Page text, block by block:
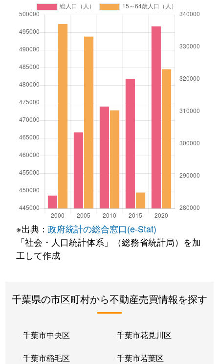
※出典： 政府統計の総合窓口(e-Stat)
「社会・人口統計体系」（総務省統計局）を加
工して作成
千葉県の市区町村から不動産売買情報を探す
千葉市中央区 千葉市花見川区
千葉市稲毛区 千葉市若葉区